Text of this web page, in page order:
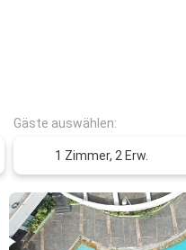
Gäste auswählen:
1 Zimmer, 2 Erw.